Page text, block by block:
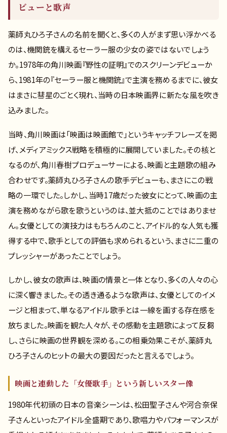
ビューと歌声
薬師丸ひろ子さんの名前を聞くと、多くの人がまず思い浮かべる
のは、機関銃を構えるセーラー服の少女の姿ではないでしょう
か。1978年の角川映画『野性の証明』でのスクリーンデビューか
ら、1981年の『セーラー服と機関銃』で主演を務めるまでに、彼女
はまさに彗星のごとく現れ、当時の日本映画界に新たな風を吹き
込みました。
当時、角川映画は「映画は映画館で」というキャッチフレーズを掲
げ、メディアミックス戦略を積極的に展開していました。その核と
なるのが、角川春樹プロデューサーによる、映画と主題歌の組み
合わせです。薬師丸ひろ子さんの歌手デビューも、まさにこの戦
略の一環でした。しかし、当時17歳だった彼女にとって、映画の主
演を務めながら歌を歌うというのは、並大抵のことではありませ
ん。女優としての演技力はもちろんのこと、アイドル的な人気も獲
得する中で、歌手としての評価も求められるという、まさに二重の
プレッシャーがあったことでしょう。
しかし、彼女の歌声は、映画の情景と一体となり、多くの人々の心
に深く響きました。その透き通るような歌声は、女優としてのイメ
ージと相まって、単なるアイドル歌手とは一線を画する存在感を
放ちました。映画を観た人々が、その感動を主題歌によって反芻
し、さらに映画の世界観を深める。この相乗効果こそが、薬師丸
ひろ子さんのヒットの最大の要因だったと言えるでしょう。
映画と連動した「女優歌手」という新しいスター像
1980年代初頭の日本の音楽シーンは、松田聖子さんや河合奈保
子さんといったアイドル全盛期であり、歌唱力やパフォーマンスが